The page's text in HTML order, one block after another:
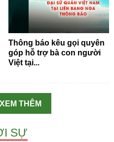
Thông báo kêu gọi quyên
góp hỗ trợ bà con người
Việt tại...
THÊM
SỰ